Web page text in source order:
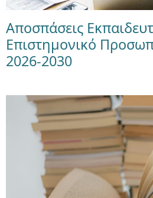
Αποσπάσεις
Επιστημονικό
2026-2030